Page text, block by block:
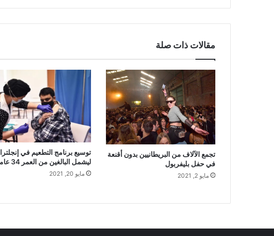
مقالات ذات صلة
تجمع الآلاف من البريطانيين بدون أقنعة
في حفل بليفربول
مايو 2, 2021
توسيع برنامج التطعيم في إنجلترا
ليشمل البالغين من العمر 34 عاما
مايو 20, 2021